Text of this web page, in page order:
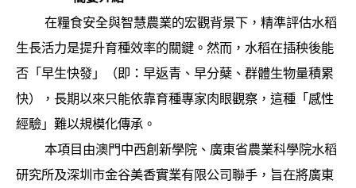
在糧食安全與智慧農業的宏觀背景下，精準評估水稻
生長活力是提升育種效率的關鍵。然而，水稻在插秧後能
否「早生快發」（即：早返青、早分蘖、群體生物量積累
快），長期以來只能依靠育種專家肉眼觀察，這種「感性
經驗」難以規模化傳承。
本項目由澳門中西創新學院、廣東省農業科學院水稻
研究所及深圳市金谷美香實業有限公司聯手，旨在將廣東